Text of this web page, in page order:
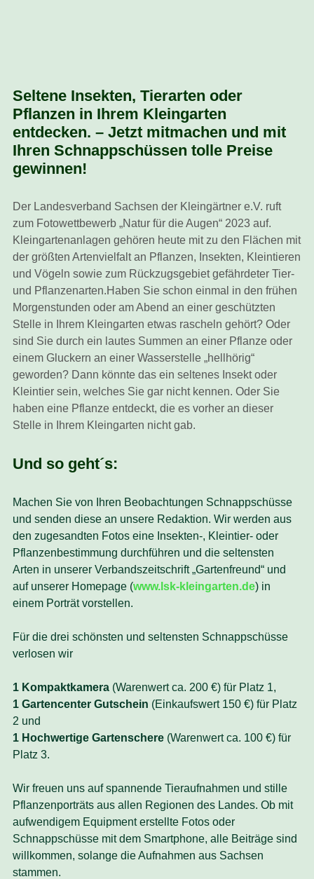
Seltene Insekten, Tierarten oder
Pflanzen in Ihrem Kleingarten
entdecken. – Jetzt mitmachen und mit
Ihren Schnappschüssen tolle Preise
gewinnen!
Der Landesverband Sachsen der Kleingärtner e.V. ruft
zum Fotowettbewerb „Natur für die Augen“ 2023 auf.
Kleingartenanlagen gehören heute mit zu den Flächen mit
der größten Artenvielfalt an Pflanzen, Insekten, Kleintieren
und Vögeln sowie zum Rückzugsgebiet gefährdeter Tier-
und Pflanzenarten.Haben Sie schon einmal in den frühen
Morgenstunden oder am Abend an einer geschützten
Stelle in Ihrem Kleingarten etwas rascheln gehört? Oder
sind Sie durch ein lautes Summen an einer Pflanze oder
einem Gluckern an einer Wasserstelle „hellhörig“
geworden? Dann könnte das ein seltenes Insekt oder
Kleintier sein, welches Sie gar nicht kennen. Oder Sie
haben eine Pflanze entdeckt, die es vorher an dieser
Stelle in Ihrem Kleingarten nicht gab.
Und so geht´s:
Machen Sie von Ihren Beobachtungen Schnappschüsse
und senden diese an unsere Redaktion. Wir werden aus
den zugesandten Fotos eine Insekten-, Kleintier- oder
Pflanzenbestimmung durchführen und die seltensten
Arten in unserer Verbandszeitschrift „Gartenfreund“ und
auf unserer Homepage (www.lsk-kleingarten.de) in
einem Porträt vorstellen.
Für die drei schönsten und seltensten Schnappschüsse
verlosen wir
1 Kompaktkamera (Warenwert ca. 200 €) für Platz 1,
1 Gartencenter Gutschein (Einkaufswert 150 €) für Platz
2 und
1 Hochwertige Gartenschere (Warenwert ca. 100 €) für
Platz 3.
Wir freuen uns auf spannende Tieraufnahmen und stille
Pflanzenporträts aus allen Regionen des Landes. Ob mit
aufwendigem Equipment erstellte Fotos oder
Schnappschüsse mit dem Smartphone, alle Beiträge sind
willkommen, solange die Aufnahmen aus Sachsen
stammen.